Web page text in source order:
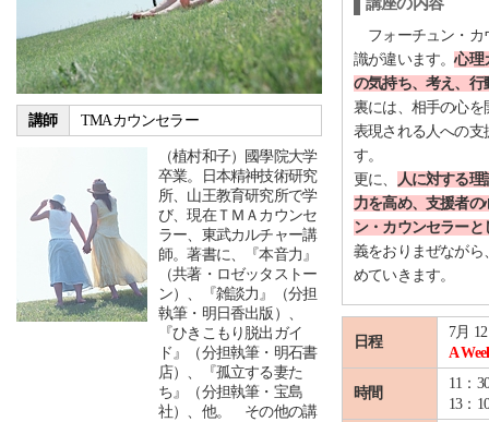
講師 TMAカウンセラー
（植村和子）國學院大学
卒業。日本精神技術研究
所、山王教育研究所で学
び、現在ＴＭＡカウンセ
ラー、東武カルチャー講
師。著書に、『本音力』
（共著・ロゼッタストー
ン）、『雑談力』（分担
執筆・明日香出版）、
『ひきこもり脱出ガイ
ド』（分担執筆・明石書
店）、『孤立する妻た
ち』（分担執筆・宝島
社）、他。 その他の講
フォーチュン・カ
識が違います。心理
の気持ち、考え、行
裏には、相手の心を
表現される人への支
す。
更に、
人に対する
力を高め、支援者
ン・カウンセラー
義をおりまぜながら
めていきます。
日程
7月
A
時間
11：
13：